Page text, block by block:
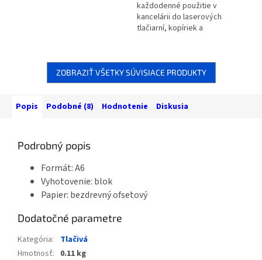
každodenné použitie v
kancelárii do laserových
tlačiarní, kopíriek a
ZOBRAZIŤ VŠETKY SÚVISIACE PRODUKTY
Popis Podobné (8) Hodnotenie Diskusia
Podrobný popis
Formát: A6
Vyhotovenie: blok
Papier: bezdrevný ofsetový
Dodatočné parametre
Kategória:
Tlačivá
Hmotnosť: 0.11 kg